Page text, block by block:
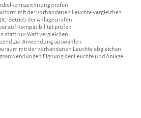
prüfen
mit der vorhandenen Leuchte vergleichen
Betrieb der Anlage prüfen
auf Kompatibilität prüfen
statt nur Watt vergleichen
zur Anwendung auswählen
mit der vorhandenen Leuchte abgleichen
Eignung der Leuchte und Anlage